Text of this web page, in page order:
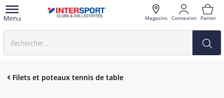
Magasins Connexion Panier
Filets et poteaux tennis de table